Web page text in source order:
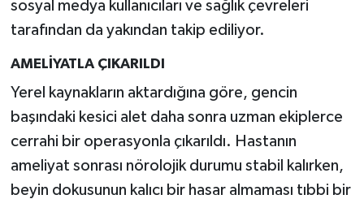
sosyal medya kullanıcıları ve sağlık çevreleri
tarafından da yakından takip ediliyor.
AMELİYATLA ÇIKARILDI
Yerel kaynakların aktardığına göre, gencin
başındaki kesici alet daha sonra uzman ekiplerce
cerrahi bir operasyonla çıkarıldı. Hastanın
ameliyat sonrası nörolojik durumu stabil kalırken,
beyin dokusunun kalıcı bir hasar almaması tıbbi bir